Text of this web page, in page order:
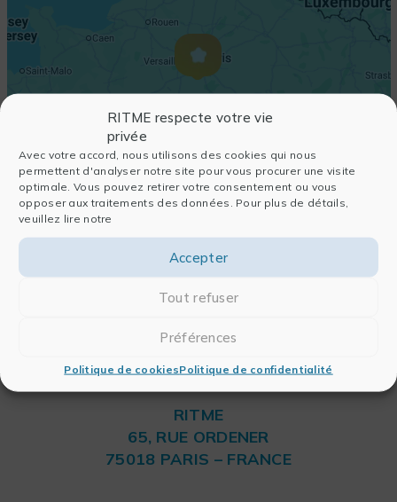
RITME respecte votre vie
privée
Avec votre accord, nous utilisons des cookies qui nous
permettent d'analyser notre site pour vous procurer une visite
optimale. Vous pouvez retirer votre consentement ou vous
opposer aux traitements des données. Pour plus de détails,
veuillez lire notre
Accepter
Tout refuser
Préférences
Politique de cookiesPolitique de confidentialité
RITME
65, RUE ORDENER
75018 PARIS – FRANCE